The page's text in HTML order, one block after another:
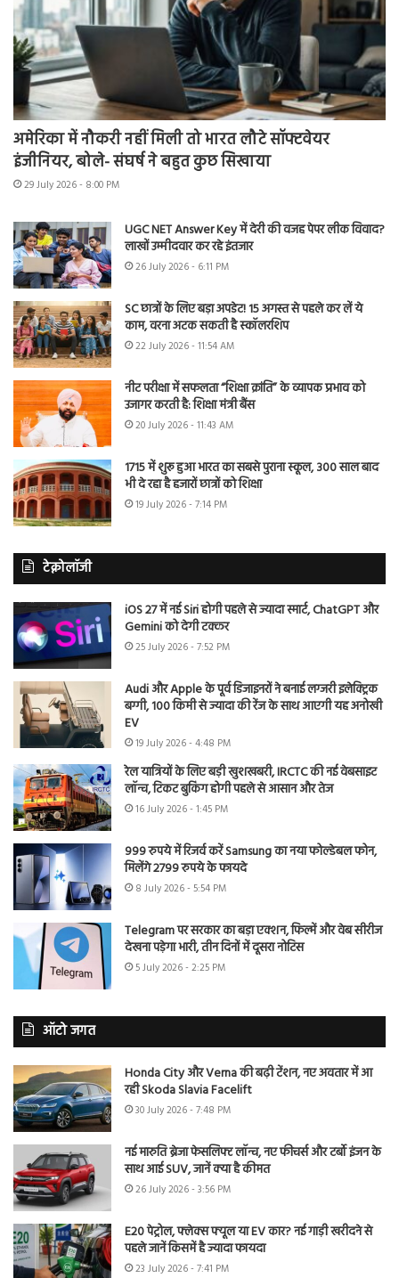
अमेरिका में नौकरी नहीं मिली तो भारत लौटे सॉफ्टवेयर
इंजीनियर, बोले- संघर्ष ने बहुत कुछ सिखाया
29 July 2026 - 8:00 PM
UGC NET Answer Key में देरी की वजह पेपर लीक विवाद?
लाखों उम्मीदवार कर रहे इंतजार
26 July 2026 - 6:11 PM
SC छात्रों के लिए बड़ा अपडेट! 15 अगस्त से पहले कर लें ये
काम, वरना अटक सकती है स्कॉलरशिप
22 July 2026 - 11:54 AM
नीट परीक्षा में सफलता “शिक्षा क्रांति” के व्यापक प्रभाव को
उजागर करती है: शिक्षा मंत्री बैंस
20 July 2026 - 11:43 AM
1715 में शुरू हुआ भारत का सबसे पुराना स्कूल, 300 साल बाद
भी दे रहा है हजारों छात्रों को शिक्षा
19 July 2026 - 7:14 PM
टेक्नोलॉजी
iOS 27 में नई Siri होगी पहले से ज्यादा स्मार्ट, ChatGPT और
Gemini को देगी टक्कर
25 July 2026 - 7:52 PM
Audi और Apple के पूर्व डिजाइनरों ने बनाई लग्जरी इलेक्ट्रिक
बग्गी, 100 किमी से ज्यादा की रेंज के साथ आएगी यह अनोखी
EV
19 July 2026 - 4:48 PM
रेल यात्रियों के लिए बड़ी खुशखबरी, IRCTC की नई वेबसाइट
लॉन्च, टिकट बुकिंग होगी पहले से आसान और तेज
16 July 2026 - 1:45 PM
999 रुपये में रिजर्व करें Samsung का नया फोल्डेबल फोन,
मिलेंगे 2799 रुपये के फायदे
8 July 2026 - 5:54 PM
Telegram पर सरकार का बड़ा एक्शन, फिल्में और वेब सीरीज
देखना पड़ेगा भारी, तीन दिनों में दूसरा नोटिस
5 July 2026 - 2:25 PM
ऑटो जगत
Honda City और Verna की बढ़ी टेंशन, नए अवतार में आ
रही Skoda Slavia Facelift
30 July 2026 - 7:48 PM
नई मारुति ब्रेजा फेसलिफ्ट लॉन्च, नए फीचर्स और टर्बो इंजन के
साथ आई SUV, जानें क्या है कीमत
26 July 2026 - 3:56 PM
E20 पेट्रोल, फ्लेक्स फ्यूल या EV कार? नई गाड़ी खरीदने से
पहले जानें किसमें है ज्यादा फायदा
23 July 2026 - 7:41 PM